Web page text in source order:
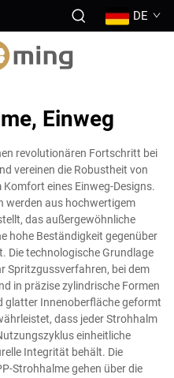
DE
Einweg
revolutionären Fortschritt bei
vereinen die Robustheit von
eines Einweg-Designs.
werden aus hochwertigem
das außergewöhnliche
hohe Beständigkeit gegenüber
Die technologische Grundlage
Spritzgussverfahren, bei dem
in präzise zylindrische Formen
glatter Innenoberfläche geformt
dass jeder Strohhalm
einheitliche
Integrität behält. Die
Strohhalme gehen über die